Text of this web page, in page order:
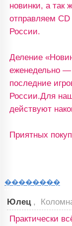
новинки, а так
отправляем
России.
Деление
еженедельно —
последние
России.Для
действуют
Приятных
��������
Юлец ,
Практически